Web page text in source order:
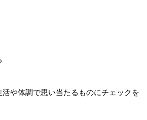
活や体調で思い当たるものにチェックを